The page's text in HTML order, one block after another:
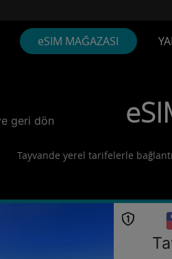
eSIM MAĞAZASI
geri dön
Tayvande yerel tarifelerle